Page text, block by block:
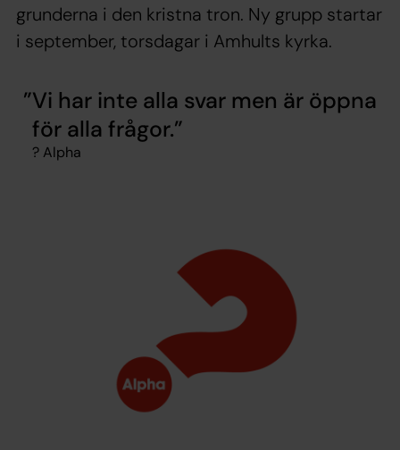
grunderna i den kristna tron. Ny grupp startar
i september, torsdagar i Amhults kyrka.
Vi har inte alla svar men är öppna
för alla frågor.
? Alpha